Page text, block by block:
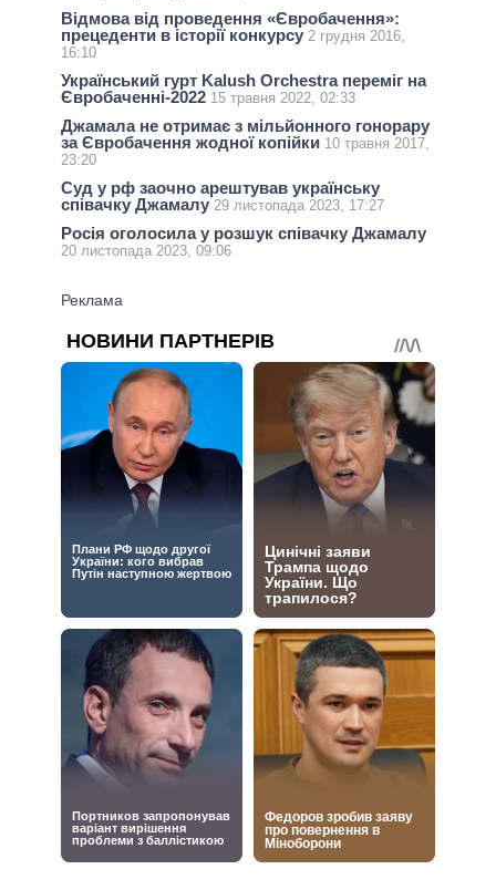
Відмова від проведення «Євробачення»:
прецеденти в історії конкурсу 2 грудня 2016,
16:10
Український гурт Kalush Orchestra переміг на
Євробаченні-2022 15 травня 2022, 02:33
Джамала не отримає з мільйонного гонорару
за Євробачення жодної копійки 10 травня 2017,
23:20
Суд у рф заочно арештував українську
співачку Джамалу 29 листопада 2023, 17:27
Росія оголосила у розшук співачку Джамалу
20 листопада 2023, 09:06